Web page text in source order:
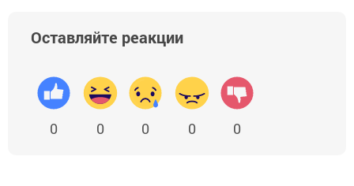
Оставляйте реакции
0 0 0 0 0